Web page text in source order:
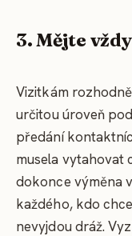
3. Mějte
Vizitkám
určitou úroveň
předání
musela vytahovat
dokonce výměna
každého, kdo
nevyjdou dráž.